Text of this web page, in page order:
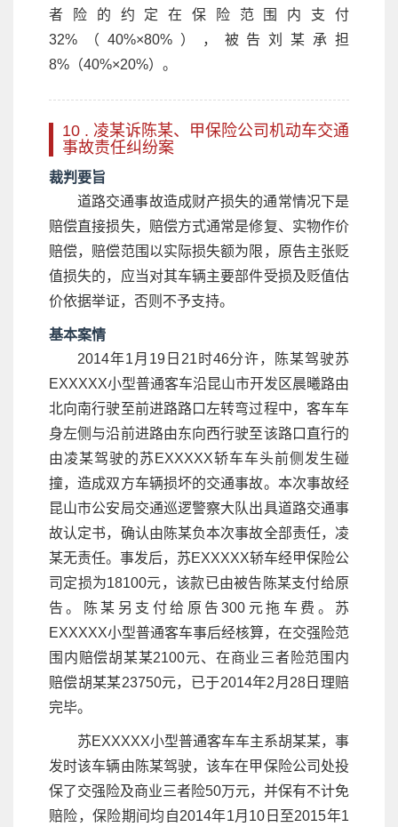
者险的约定在保险范围内支付
32%（40%×80%），被告刘某承担
8%（40%×20%）。
10 . 凌某诉陈某、甲保险公司机动车交通
事故责任纠纷案
裁判要旨
道路交通事故造成财产损失的通常情况下是
赔偿直接损失，赔偿方式通常是修复、实物作价
赔偿，赔偿范围以实际损失额为限，原告主张贬
值损失的，应当对其车辆主要部件受损及贬值估
价依据举证，否则不予支持。
基本案情
2014年1月19日21时46分许，陈某驾驶苏
EXXXXX小型普通客车沿昆山市开发区晨曦路由
北向南行驶至前进路路口左转弯过程中，客车车
身左侧与沿前进路由东向西行驶至该路口直行的
由凌某驾驶的苏EXXXXX轿车车头前侧发生碰
撞，造成双方车辆损坏的交通事故。本次事故经
昆山市公安局交通巡逻警察大队出具道路交通事
故认定书，确认由陈某负本次事故全部责任，凌
某无责任。事发后，苏EXXXXX轿车经甲保险公
司定损为18100元，该款已由被告陈某支付给原
告。陈某另支付给原告300元拖车费。苏
EXXXXX小型普通客车事后经核算，在交强险范
围内赔偿胡某某2100元、在商业三者险范围内
赔偿胡某某23750元，已于2014年2月28日理赔
完毕。
苏EXXXXX小型普通客车车主系胡某某，事
发时该车辆由陈某驾驶，该车在甲保险公司处投
保了交强险及商业三者险50万元，并保有不计免
赔险，保险期间均自2014年1月10日至2015年1